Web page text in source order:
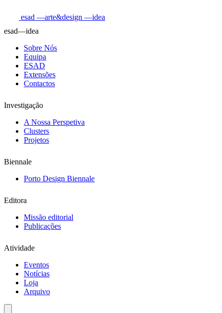
esad —arte&design —idea
esad—idea
Sobre Nós
Equipa
ESAD
Extensões
Contactos
Investigação
A Nossa Perspetiva
Clusters
Projetos
Biennale
Porto Design Biennale
Editora
Missão editorial
Publicações
Atividade
Eventos
Notícias
Loja
Arquivo